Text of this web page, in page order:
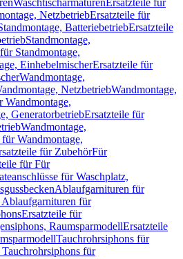
Waschtischarmaturen Ersatzteile für
NetzbetriebErsatzteile für
BatteriebetriebErsatzteile
Standmontage,
Standmontage,
EinhebelmischerErsatzteile für
Wandmontage,
NetzbetriebWandmontage,
Wandmontage,
GeneratorbetriebErsatzteile für
Wandmontage,
Wandmontage,
für ZubehörFür
für Für
für Waschplatz,
Ablaufgarnituren für
für
Ersatzteile für
RaumsparmodellErsatzteile
Tauchrohrsiphons für
für